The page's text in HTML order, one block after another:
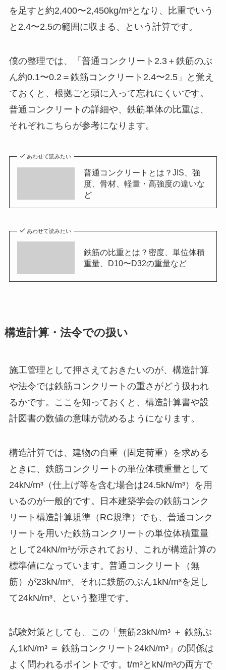
を足すと約2,400〜2,450kg/m³となり、比重でいう
と2.4〜2.5の範囲に収まる、という計算です。
僕の整理では、「普通コンクリート2.3＋鉄筋のぶ
ん約0.1〜0.2＝鉄筋コンクリート2.4〜2.5」と覚え
ておくと、根拠ごと頭に入って忘れにくいです。
普通コンクリートの詳細や、鉄筋単体の比重は、
それぞれこちらが参考になります。
あわせて読みたい
普通コンクリートとは？JIS、強
度、骨材、軽量・高強度の違いな
ど
あわせて読みたい
鉄筋の比重とは？密度、単位体積
重量、D10〜D32の重量など
構造計算・法令での扱い
施工管理として押さえておきたいのが、構造計算
や法令では鉄筋コンクリートの重さがどう扱われ
るかです。ここを知っておくと、構造計算書や設
計図書の数値の意味が読めるようになります。
構造計算では、建物の自重（固定荷重）を求める
ときに、鉄筋コンクリートの単位体積重量として
24kN/m³（仕上げ等を含む場合は24.5kN/m³）を用
いるのが一般的です。日本建築学会の鉄筋コンク
リート構造計算規準（RC規準）でも、普通コンク
リートを用いた鉄筋コンクリートの単位体積重量
として24kN/m³が示されており、これが構造計算の
標準値になっています。普通コンクリート（無
筋）が23kN/m³、それに鉄筋のぶん1kN/m³を足し
て24kN/m³、という整理です。
試験対策としても、この「無筋23kN/m³ ＋ 鉄筋ぶ
ん1kN/m³ ＝ 鉄筋コンクリート24kN/m³」の関係は
よく問われるポイントです。t/m³とkN/m³の両方で